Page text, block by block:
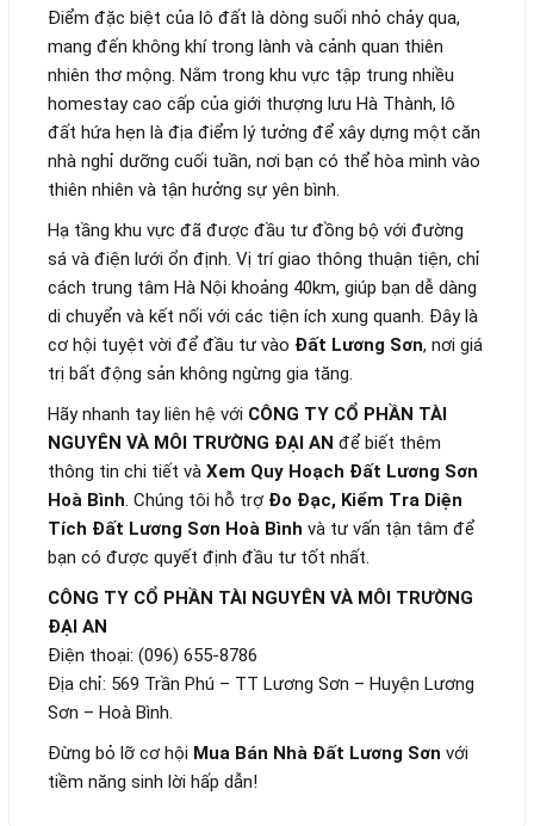
Điểm đặc biệt của lô đất là dòng suối nhỏ chảy qua,
mang đến không khí trong lành và cảnh quan thiên
nhiên thơ mộng. Nằm trong khu vực tập trung nhiều
homestay cao cấp của giới thượng lưu Hà Thành, lô
đất hứa hẹn là địa điểm lý tưởng để xây dựng một căn
nhà nghỉ dưỡng cuối tuần, nơi bạn có thể hòa mình vào
thiên nhiên và tận hưởng sự yên bình.
Hạ tầng khu vực đã được đầu tư đồng bộ với đường
sá và điện lưới ổn định. Vị trí giao thông thuận tiện, chỉ
cách trung tâm Hà Nội khoảng 40km, giúp bạn dễ dàng
di chuyển và kết nối với các tiện ích xung quanh. Đây là
cơ hội tuyệt vời để đầu tư vào Đất Lương Sơn, nơi giá
trị bất động sản không ngừng gia tăng.
Hãy nhanh tay liên hệ với CÔNG TY CỔ PHẦN TÀI
NGUYÊN VÀ MÔI TRƯỜNG ĐẠI AN để biết thêm
thông tin chi tiết và Xem Quy Hoạch Đất Lương Sơn
Hoà Bình. Chúng tôi hỗ trợ Đo Đạc, Kiểm Tra Diện
Tích Đất Lương Sơn Hoà Bình và tư vấn tận tâm để
bạn có được quyết định đầu tư tốt nhất.
CÔNG TY CỔ PHẦN TÀI NGUYÊN VÀ MÔI TRƯỜNG
ĐẠI AN
Điện thoại: (096) 655-8786
Địa chỉ: 569 Trần Phú – TT Lương Sơn – Huyện Lương
Sơn – Hoà Bình.
Đừng bỏ lỡ cơ hội Mua Bán Nhà Đất Lương Sơn với
tiềm năng sinh lời hấp dẫn!